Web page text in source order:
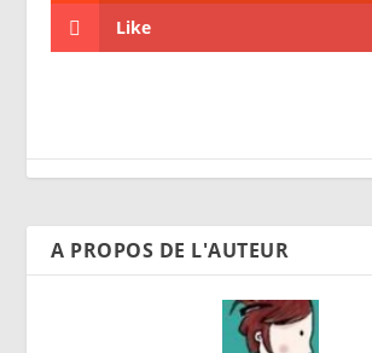
Like
A PROPOS DE L'AUTEUR